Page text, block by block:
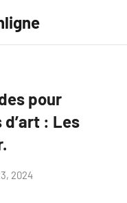
pour
: Les
2024